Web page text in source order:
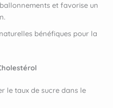
et favorise un
bénéfiques pour la
le taux de sucre dans le